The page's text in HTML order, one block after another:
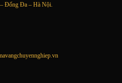
Đống Đa – Hà Nội.